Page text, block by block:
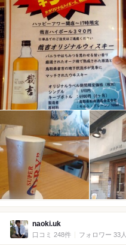
naoki.uk
口コミ 248件 フォロワー 33人